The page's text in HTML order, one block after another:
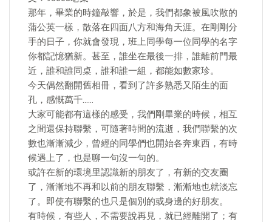
那年，畢業的時鐘敲響，於是，我們都象被風吹散的
蒲公英一樣，散落在四面八方和海角天涯。在剛剛分
手的日子，你就會發現，班上同學每一位同學的名字
你都記憶猶新。甚至，誰坐在最後一排，誰離前門最
近，誰和誰同桌，誰和誰一組，都能如數家珍。
今天偶然翻開舊相冊，看到了許多熟悉又陌生的面
孔，感慨萬千……
大家可能都有這樣的感受，我們剛畢業的時候，相互
之間還保持聯繫，可隨著時間的流逝，我們聯繫的次
數也漸漸減少，曾經的同學們也開始各奔東西，有時
候遇上了，也是聊一句沒一句的。
或許在新的環境里認識新的朋友了，有新的交友圈
了，漸漸地不再和以前的朋友聯繫，漸漸地也就淡忘
了。即使有聯繫的也只是個別的或身邊的好朋友。
有時候，有些人，不需要說再見，就已經離開了；有